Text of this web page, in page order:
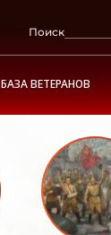
Поиск
БАЗА ВЕТЕРАНОВ